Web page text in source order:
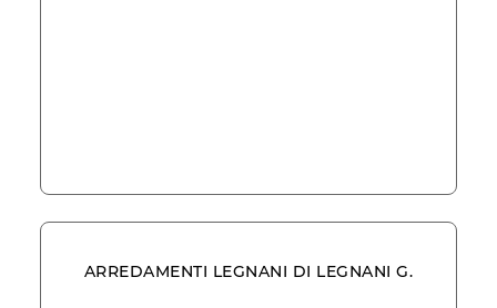
ARREDAMENTI LEGNANI DI LEGNANI G.